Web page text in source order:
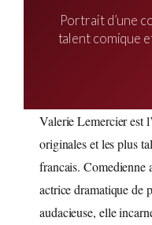
Portrait d’une
talent comique
Valerie Lemercier est
originales et les plus
francais. Comedienne
actrice dramatique de
audacieuse, elle